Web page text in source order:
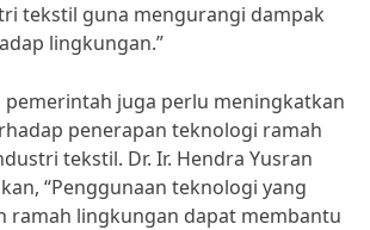
tekstil guna mengurangi dampak
lingkungan.”
pemerintah juga perlu meningkatkan
penerapan teknologi ramah
tekstil. Dr. Ir. Hendra Yusran
“Penggunaan teknologi yang
ramah lingkungan dapat membantu